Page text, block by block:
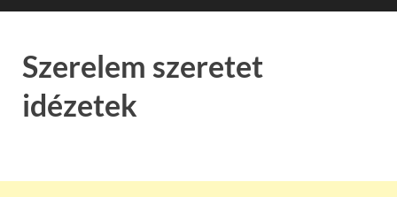
Szerelem szeretet
idézetek